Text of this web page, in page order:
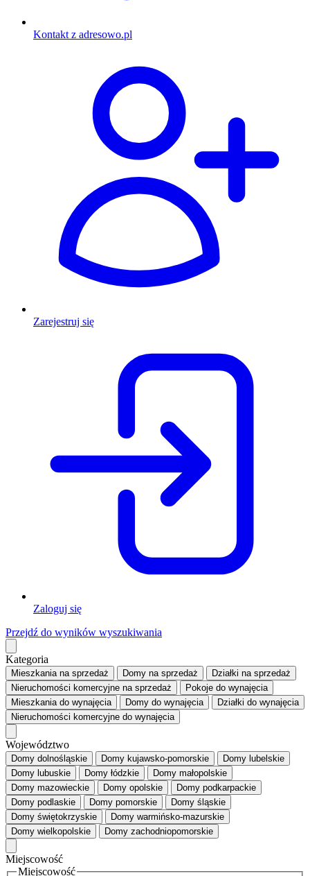
Kontakt z adresowo.pl
Zarejestruj się
Zaloguj się
Przejdź do wyników wyszukiwania
Kategoria
Mieszkaniana sprzedaż Domy na sprzedaż Działki na sprzedaż
Nieruchomości komercyjne na sprzedaż Pokoje do wynajęcia
Mieszkaniado wynajęcia Domy do wynajęcia Działki do wynajęcia
Nieruchomości komercyjne do wynajęcia
Województwo
Domy dolnośląskie Domy kujawsko-pomorskie
Domy lubelskie
Domy lubuskie
Domy łódzkie
Domy małopolskie
Domy mazowieckie
Domy opolskie
Domy podkarpackie
Domy podlaskie
Domy pomorskie
Domy śląskie
Domy świętokrzyskie
Domy warmińsko-mazurskie
Domy wielkopolskie
Domy zachodniopomorskie
Miejscowość
Miejscowość